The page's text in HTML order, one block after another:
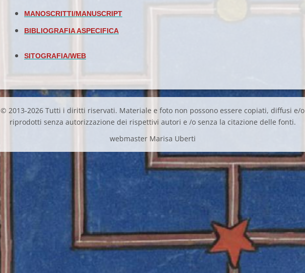
MANOSCRITTI/MANUSCRIPT
BIBLIOGRAFIA ASPECIFICA
SITOGRAFIA/WEB
© 2013-2026 Tutti i diritti riservati. Materiale e foto non possono essere copiati, diffusi e/o
riprodotti senza autorizzazione dei rispettivi autori e /o senza la citazione delle fonti.
webmaster Marisa Uberti